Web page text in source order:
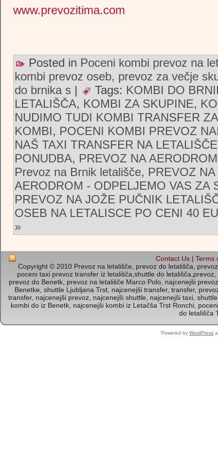
www.prevozitima.com
Posted in Poceni kombi prevoz na
kombi prevoz oseb, prevoz za večje
do brnika s | Tags: KOMBI DO
LETALIŠČA, KOMBI ZA SKUPINE,
NUDIMO TUDI KOMBI TRANSFER
KOMBI, POCENI KOMBI PREVOZ
NAŠ TAXI TRANSFER NA
PONUDBA, PREVOZ NA
Prevoz na Brnik letališče, PREVOZ
AERODROM - ODPELJEMO VAS ZA
PREVOZ NA JOŽE PUČNIK
OSEB NA LETALISCE PO CENI 40
»
Contact Us | Terms
Copyright © 2010 Prevoz na letališče, prevoz do letališča,
poceni taxi prevoz transfer iz letališča,shuttle do
prevoz do Benetk, prevoz na letališče Marco Polo, najcenejši
Benetke, shuttle Ljubljana Trst, najcenejši transfer, transfer,
transfer, najcenejši prevoz, najcenejši shuttle, najcenejši taxi,
kombi do iz Benetk, najcenejši kombi iz Letačša Trst Ronchi,
do letališča
Powered by WordPress